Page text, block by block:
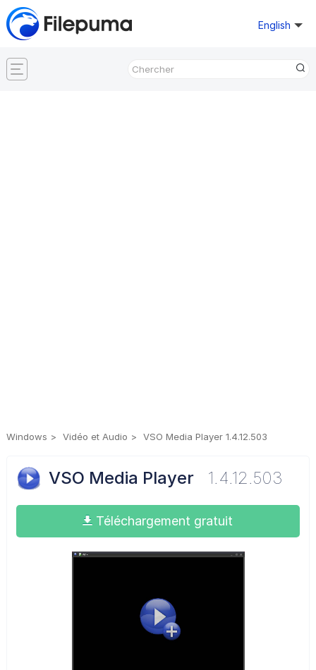
English
Windows Vidéo et Audio VSO Media Player 1.4.12.503
VSO Media Player 1.4.12.503
Téléchargement gratuit